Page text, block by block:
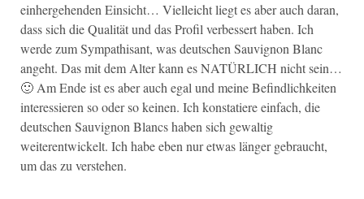
einhergehenden Einsicht… Vielleicht liegt es aber auch daran,
dass sich die Qualität und das Profil verbessert haben. Ich
werde zum Sympathisant, was deutschen Sauvignon Blanc
angeht. Das mit dem Alter kann es NATÜRLICH nicht sein…
🙂 Am Ende ist es aber auch egal und meine Befindlichkeiten
interessieren so oder so keinen. Ich konstatiere einfach, die
deutschen Sauvignon Blancs haben sich gewaltig
weiterentwickelt. Ich habe eben nur etwas länger gebraucht,
um das zu verstehen.